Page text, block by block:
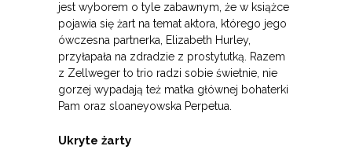
jest wyborem o tyle zabawnym, że w książce
pojawia się żart na temat aktora, którego jego
ówczesna partnerka, Elizabeth Hurley,
przyłapała na zdradzie z prostytutką. Razem
z Zellweger to trio radzi sobie świetnie, nie
gorzej wypadają też matka głównej bohaterki
Pam oraz sloaneyowska Perpetua.
Ukryte żarty